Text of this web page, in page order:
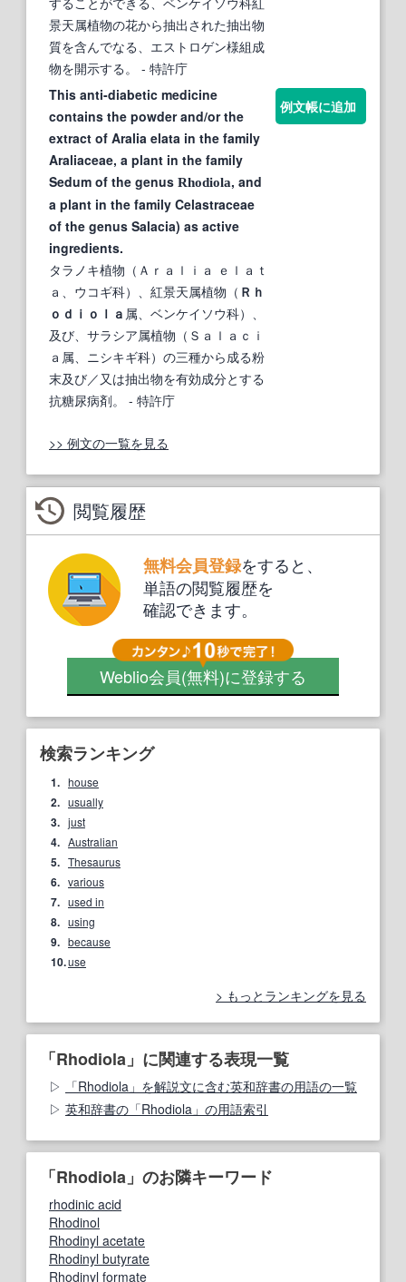
景天属植物の花から抽出された抽出物
質を含んでなる、エストロゲン様組成
物を開示する。
- 特許庁
This anti-diabetic medicine
contains the powder and/or the
extract of Aralia elata in the family
Araliaceae, a plant in the family
Sedum of the genus Rhodiola, and
a plant in the family Celastraceae
of the genus Salacia) as active
ingredients.
タラノキ植物（Ａｒａｌｉａ ｅｌａｔ
ａ、ウコギ科）、紅景天属植物（ Ｒｈ
ｏｄｉｏｌａ 属、ベンケイソウ科）、
及び、サラシア属植物（Ｓａｌａｃｉ
ａ属、ニシキギ科）の三種から成る粉
末及び／又は抽出物を有効成分とする
抗糖尿病剤。
- 特許庁
例文帳に追加
>> 例文の一覧を見る
閲覧履歴
無料会員登録をすると、
単語の閲覧履歴を
確認できます。
Weblio会員(無料)に登録する
検索ランキング
1. house
2. usually
3. just
4. Australian
5. Thesaurus
6. various
7. used in
8. using
9. because
10.use
もっとランキングを見る
「Rhodiola」に関連する表現一覧
「Rhodiola」を解説文に含む英和辞書の用語の一覧
英和辞書の「Rhodiola」の用語索引
「Rhodiola」のお隣キーワード
rhodinic acid
Rhodinol
Rhodinyl acetate
Rhodinyl butyrate
Rhodinyl formate